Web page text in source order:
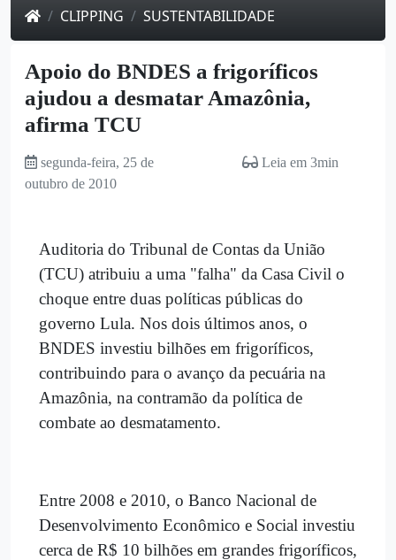
CLIPPING SUSTENTABILIDADE
Apoio do BNDES a frigoríficos
ajudou a desmatar Amazônia,
afirma TCU
segunda-feira, 25 de
outubro de 2010
Leia em 3min
Auditoria do Tribunal de Contas da União
(TCU) atribuiu a uma "falha" da Casa Civil o
choque entre duas políticas públicas do
governo Lula. Nos dois últimos anos, o
BNDES investiu bilhões em frigoríficos,
contribuindo para o avanço da pecuária na
Amazônia, na contramão da política de
combate ao desmatamento.
Entre 2008 e 2010, o Banco Nacional de
Desenvolvimento Econômico e Social investiu
cerca de R$ 10 bilhões em grandes frigoríficos,